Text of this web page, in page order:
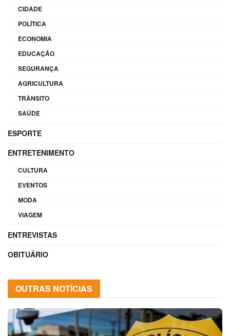
CIDADE
POLÍTICA
ECONOMIA
EDUCAÇÃO
SEGURANÇA
AGRICULTURA
TRÂNSITO
SAÚDE
ESPORTE
ENTRETENIMENTO
CULTURA
EVENTOS
MODA
VIAGEM
ENTREVISTAS
OBITUÁRIO
OUTRAS NOTÍCIAS